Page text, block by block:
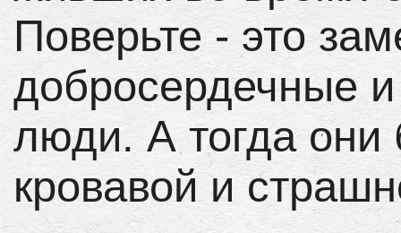
Поверьте - это
добросердечные
люди. А тогда
кровавой и